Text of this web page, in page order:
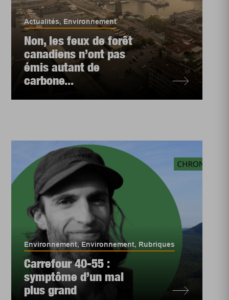
Actualités, Environnement
Non, les feux de forêt
canadiens n’ont pas
émis autant de
carbone...
Environnement,Environnement, Rubriques
Carrefour 40-55 :
symptôme d’un mal
plus grand